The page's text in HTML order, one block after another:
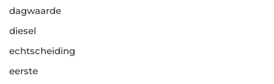
dagwaarde
diesel
echtscheiding
eerste